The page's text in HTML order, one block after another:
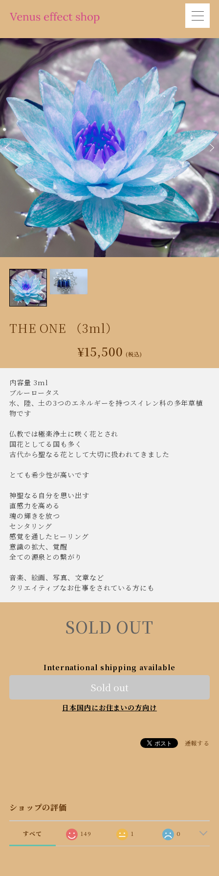
THE ONE （3ml）
¥15,500 (税込)
内容量 3ml
ブルーロータス
水、陸、土の3つのエネルギーを持つスイレン科の多年草植
物です
仏教では極楽浄土に咲く花とされ
国花としてる国も多く
古代から聖なる花として大切に扱われてきました
とても希少性が高いです
神聖なる自分を思い出す
直感力を高める
魂の輝きを放つ
センタリング
感覚を通したヒーリング
意識の拡大、覚醒
全ての源泉との繋がり
音楽、絵画、写真、文章など
クリエイティブなお仕事をされている方にも
SOLD OUT
International shipping available
Sold out
日本国内にお住まいの方向け
通報する
ショップの評価
すべて 149 1 0